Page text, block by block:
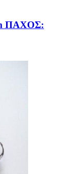
ΠΑΧΟΣ: